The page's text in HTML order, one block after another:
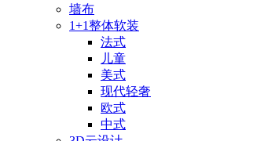
墙布
1+1整体软装
法式
儿童
美式
现代轻奢
欧式
中式